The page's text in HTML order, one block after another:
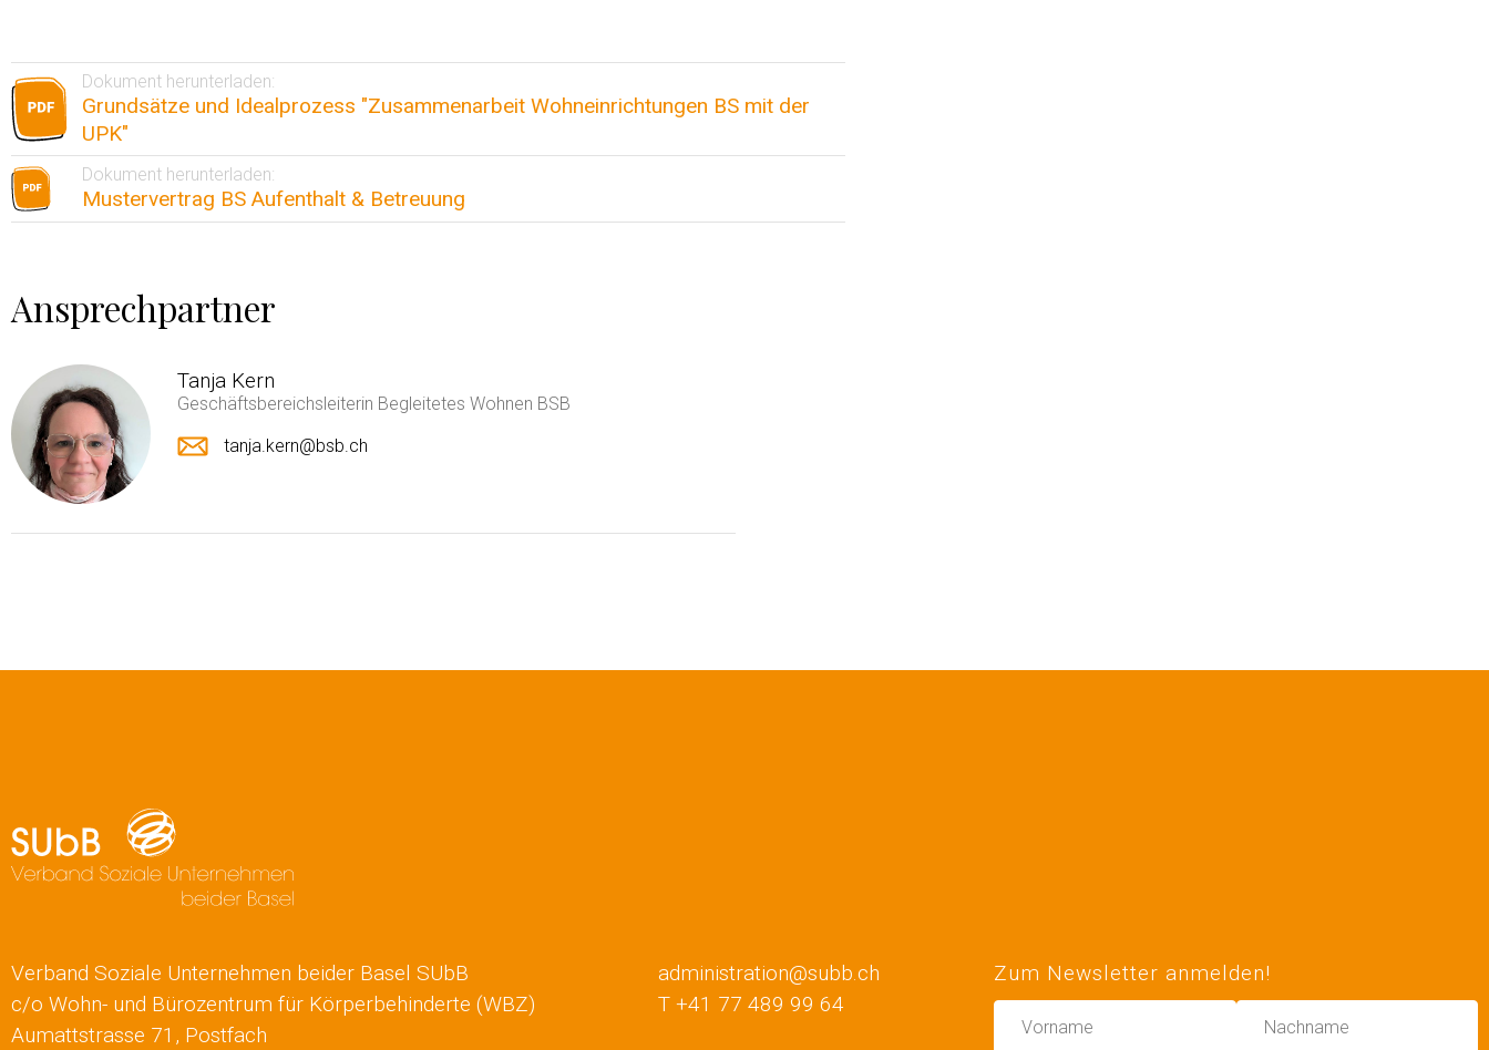
Dokument herunterladen:
Grundsätze und Idealprozess "Zusammenarbeit Wohneinrichtungen BS mit der
UPK"
Dokument herunterladen:
Mustervertrag BS Aufenthalt & Betreuung
Ansprechpartner
Tanja Kern
Geschäftsbereichsleiterin Begleitetes Wohnen BSB
tanja.kern@bsb.ch
Verband Soziale Unternehmen beider Basel SUbB
c/o Wohn- und Bürozentrum für Körperbehinderte (WBZ)
Aumattstrasse 71, Postfach
administration@subb.ch
T +41 77 489 99 64
Zum Newsletter anmelden!